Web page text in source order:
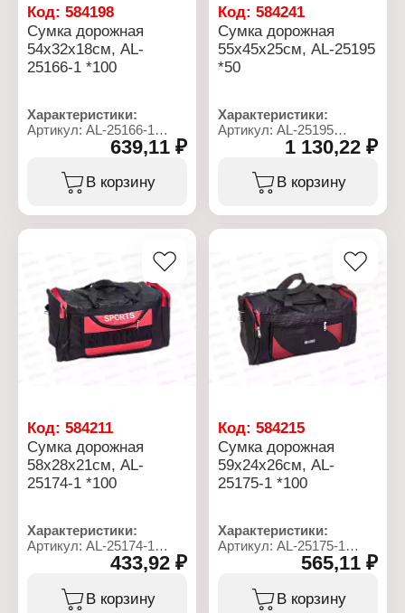
Код: 584198
Сумка дорожная
54х32х18см, AL-
25166-1 *100
Характеристики:
Артикул: AL-25166-1
Тип товара: Сумка
Назначение: дорожная
Размер: 54х32х18 см
Подклад: есть
Материал: полиэстер
Тип застежки: на молнии
639,11 ₽
В корзину
Код:584241
Сумка дорожная
55х45х25см, AL-25195
*50
Характеристики:
Артикул: AL-25195
Тип товара: Сумка
Назначение: дорожная
Размер: 55х45х25 см
Подклад: есть
Материал: полиэстер
Тип застежки: на молнии
1 130,22 ₽
В корзину
Код: 584211
Сумка дорожная
58х28х21см, AL-
25174-1 *100
Характеристики:
Артикул: AL-25174-1
Тип товара: Сумка
Назначение: дорожная
Размер: 58х28х21 см
Подклад: нет
433,92 ₽
В корзину
Код:584215
Сумка дорожная
59х24х26см, AL-
25175-1 *100
Характеристики:
Артикул: AL-25175-1
Тип товара: Сумка
Назначение: дорожная
Размер: 59х24х26 см
Подклад: нет
565,11 ₽
В корзину